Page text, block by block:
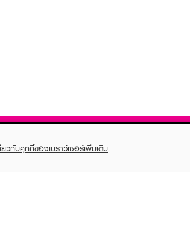
ยวกับคุกกี้ของเบราว์เซอร์เพิ่มเติม